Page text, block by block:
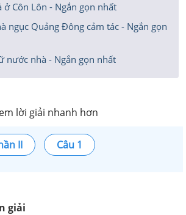
ở Côn Lôn - Ngắn gọn nhất
ngục Quảng Đông cảm tác - Ngắn gọn
nước nhà - Ngắn gọn nhất
lời giải nhanh hơn
II Câu 1
giải